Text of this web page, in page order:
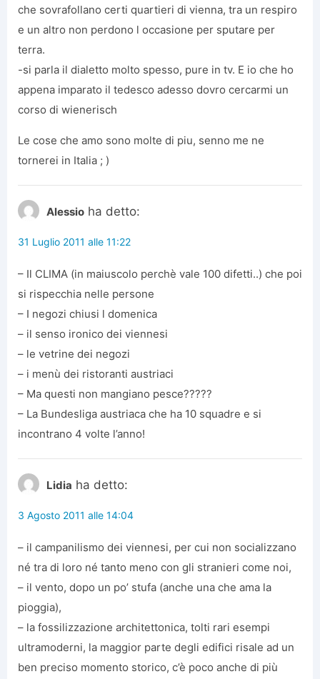
che sovrafollano certi quartieri di vienna, tra un respiro
e un altro non perdono l occasione per sputare per
terra.
-si parla il dialetto molto spesso, pure in tv. E io che ho
appena imparato il tedesco adesso dovro cercarmi un
corso di wienerisch
Le cose che amo sono molte di piu, senno me ne
tornerei in Italia ; )
Alessio ha detto:
31 Luglio 2011 alle 11:22
– Il CLIMA (in maiuscolo perchè vale 100 difetti..) che poi
si rispecchia nelle persone
– I negozi chiusi l domenica
– il senso ironico dei viennesi
– le vetrine dei negozi
– i menù dei ristoranti austriaci
– Ma questi non mangiano pesce?????
– La Bundesliga austriaca che ha 10 squadre e si
incontrano 4 volte l’anno!
Lidia ha detto:
3 Agosto 2011 alle 14:04
– il campanilismo dei viennesi, per cui non socializzano
né tra di loro né tanto meno con gli stranieri come noi,
– il vento, dopo un po’ stufa (anche una che ama la
pioggia),
– la fossilizzazione architettonica, tolti rari esempi
ultramoderni, la maggior parte degli edifici risale ad un
ben preciso momento storico, c’è poco anche di più